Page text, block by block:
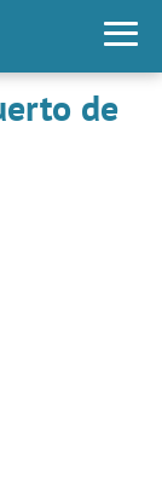
de